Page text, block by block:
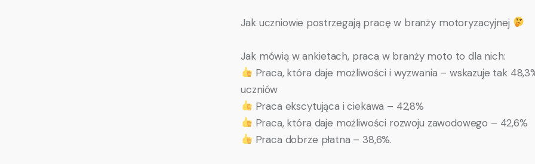
Jak uczniowie postrzegają pracę w branży motoryzacyjnej
Jak mówią w ankietach, praca w branży moto to dla nich:
Praca, która daje możliwości i wyzwania – wskazuje tak
uczniów
Praca ekscytująca i ciekawa – 42,8%
Praca, która daje możliwości rozwoju zawodowego – 42,6%
Praca dobrze płatna – 38,6%.